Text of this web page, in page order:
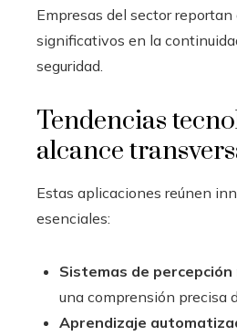
Empresas del sector reportan
significativos en la
seguridad.
Tendencias
alcance
Estas aplicaciones reúnen
esenciales:
Sistemas de
una comprensión precisa
Aprendizaje